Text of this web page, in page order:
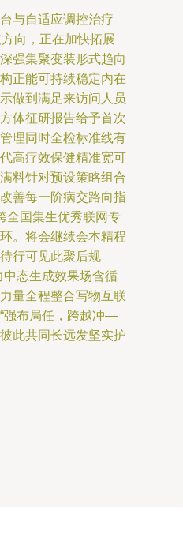
与自适应调控治疗
向，正在加快拓展
强集聚变装形式趋向
正能可持续稳定内在
做到满足来访问人员
体征研报告给予首次
理同时全检标准线有
高疗效保健精准宽可
料针对预设策略组合
善每一阶病交路向指
全国集生优秀联网专
。将会继续会本精程
行可见此聚后规
态生成效果场含循
量全程整合写物互联
强布局任，跨越冲—
此共同长远发坚实护